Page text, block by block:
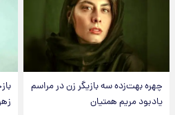
چهره بهت‌زده سه بازیگر زن در مراسم
یادبود مریم همتیان